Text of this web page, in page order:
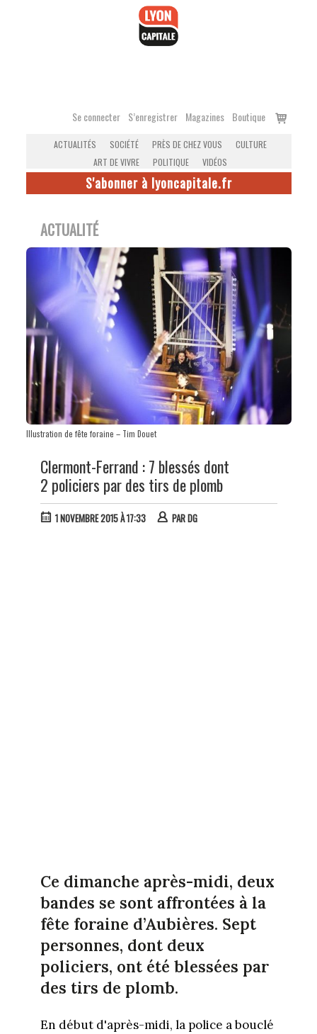
Se connecter S’enregistrer Magazines Boutique
Voir
ACTUALITÉS SOCIÉTÉ PRÈS DE CHEZ VOUS
CULTURE
ART DE VIVRE
POLITIQUE VIDÉOS
S'abonner à lyoncapitale.fr
ACTUALITÉ
Illustration de fête foraine – Tim Douet
Clermont-Ferrand : 7 blessés dont
2 policiers par des tirs de plomb
1 NOVEMBRE 2015 À 17:33 PARDG
Ce dimanche après-midi, deux
bandes se sont affrontées à la
fête foraine d’Aubières. Sept
personnes, dont deux
policiers, ont été blessées par
des tirs de plomb.
En début d'après-midi, la police a bouclé